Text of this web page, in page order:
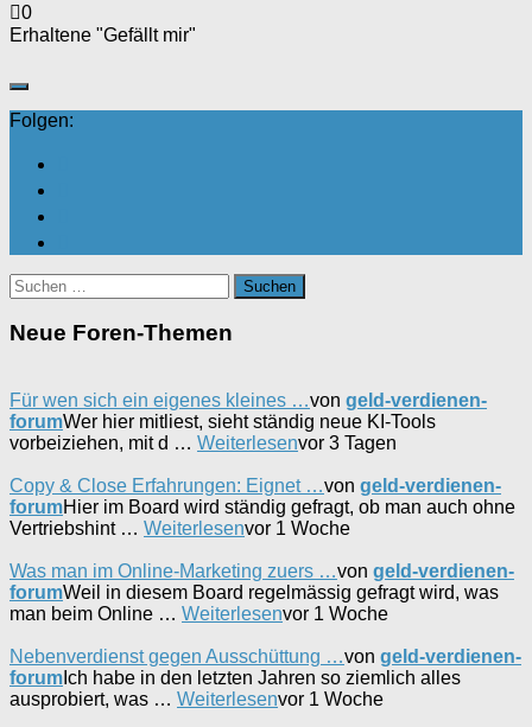
0
Erhaltene "Gefällt mir"
Folgen:
Suchen
nach:
Neue Foren-Themen
Für wen sich ein eigenes kleines …von geld-verdienen-
forumWer hier mitliest, sieht ständig neue KI-Tools
vorbeiziehen, mit d … Weiterlesenvor 3 Tagen
Copy & Close Erfahrungen: Eignet …von geld-verdienen-
forumHier im Board wird ständig gefragt, ob man auch ohne
Vertriebshint … Weiterlesenvor 1 Woche
Was man im Online-Marketing zuers …von geld-verdienen-
forumWeil in diesem Board regelmässig gefragt wird, was
man beim Online … Weiterlesenvor 1 Woche
Nebenverdienst gegen Ausschüttung …von geld-verdienen-
forum Ich habe in den letzten Jahren so ziemlich alles
ausprobiert, was … Weiterlesenvor 1 Woche